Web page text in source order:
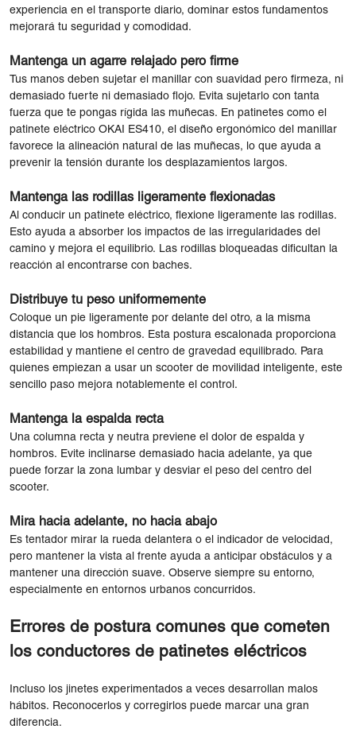
experiencia en el transporte diario, dominar estos fundamentos
mejorará tu seguridad y comodidad.
Mantenga un agarre relajado pero firme
Tus manos deben sujetar el manillar con suavidad pero firmeza, ni
demasiado fuerte ni demasiado flojo. Evita sujetarlo con tanta
fuerza que te pongas rígida las muñecas. En patinetes como el
patinete eléctrico OKAI ES410, el diseño ergonómico del manillar
favorece la alineación natural de las muñecas, lo que ayuda a
prevenir la tensión durante los desplazamientos largos.
Mantenga las rodillas ligeramente flexionadas
Al conducir un patinete eléctrico, flexione ligeramente las rodillas.
Esto ayuda a absorber los impactos de las irregularidades del
camino y mejora el equilibrio. Las rodillas bloqueadas dificultan la
reacción al encontrarse con baches.
Distribuye tu peso uniformemente
Coloque un pie ligeramente por delante del otro, a la misma
distancia que los hombros. Esta postura escalonada proporciona
estabilidad y mantiene el centro de gravedad equilibrado. Para
quienes empiezan a usar un scooter de movilidad inteligente, este
sencillo paso mejora notablemente el control.
Mantenga la espalda recta
Una columna recta y neutra previene el dolor de espalda y
hombros. Evite inclinarse demasiado hacia adelante, ya que
puede forzar la zona lumbar y desviar el peso del centro del
scooter.
Mira hacia adelante, no hacia abajo
Es tentador mirar la rueda delantera o el indicador de velocidad,
pero mantener la vista al frente ayuda a anticipar obstáculos y a
mantener una dirección suave. Observe siempre su entorno,
especialmente en entornos urbanos concurridos.
Errores de postura comunes que cometen
los conductores de patinetes eléctricos
Incluso los jinetes experimentados a veces desarrollan malos
hábitos. Reconocerlos y corregirlos puede marcar una gran
diferencia.